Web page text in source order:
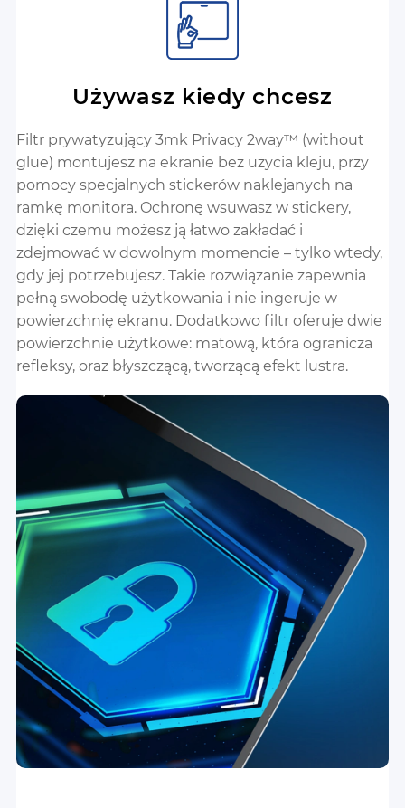
Używasz kiedy chcesz
Filtr prywatyzujący 3mk Privacy 2way™ (without
glue) montujesz na ekranie bez użycia kleju, przy
pomocy specjalnych stickerów naklejanych na
ramkę monitora. Ochronę wsuwasz w stickery,
dzięki czemu możesz ją łatwo zakładać i
zdejmować w dowolnym momencie – tylko wtedy,
gdy jej potrzebujesz. Takie rozwiązanie zapewnia
pełną swobodę użytkowania i nie ingeruje w
powierzchnię ekranu. Dodatkowo filtr oferuje dwie
powierzchnie użytkowe: matową, która ogranicza
refleksy, oraz błyszczącą, tworzącą efekt lustra.